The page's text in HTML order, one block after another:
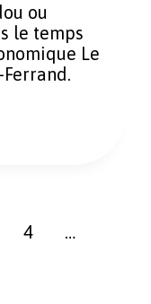
ou
le temps
Le
4 …